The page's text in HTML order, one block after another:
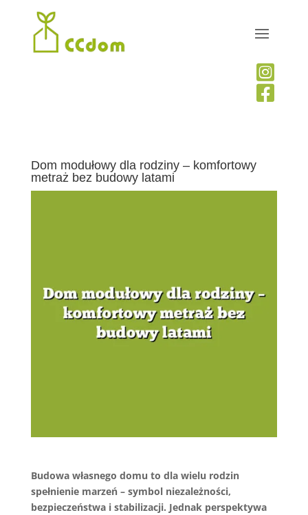


Dom modułowy dla rodziny – komfortowy
metraż bez budowy latami
Budowa własnego domu to dla wielu rodzin
spełnienie marzeń – symbol niezależności,
bezpieczeństwa i stabilizacji. Jednak perspektywa